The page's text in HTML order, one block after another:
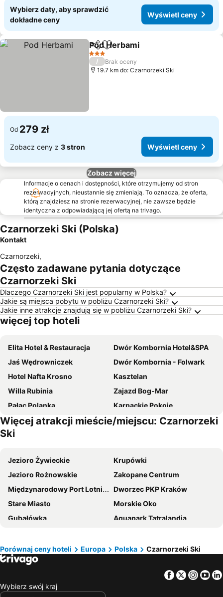
Wybierz daty, aby sprawdzić
dokładne ceny
Wyświetl ceny
Udostępnij
Dodaj do ulubionych
Pod Herbami
3 Kategoria
/
Brak oceny
19.7 km do: Czarnorzeki Ski
Od 279 zł
Zobacz ceny z 3 stron Wyświetl ceny
Zobacz więcej
Informacje o cenach i dostępności, które otrzymujemy od stron
rezerwacyjnych, nieustannie się zmieniają. To oznacza, że oferta,
którą znajdziesz na stronie rezerwacyjnej, nie zawsze będzie
identyczna z odpowiadającą jej ofertą na trivago.
Czarnorzeki Ski (Polska)
Kontakt
Czarnorzeki,
Często zadawane pytania dotyczące
Czarnorzeki Ski
Dlaczego Czarnorzeki Ski jest popularny w Polska?
Jakie są miejsca pobytu w pobliżu Czarnorzeki Ski?
Jakie inne atrakcje znajdują się w pobliżu Czarnorzeki Ski?
więcej top hoteli
Elita Hotel & Restauracja
Dwór Kombornia Hotel&SPA
Jaś Wędrowniczek
Dwór Kombornia - Folwark
Hotel Nafta Krosno
Kasztelan
Willa Rubinia
Zajazd Bog-Mar
Pałac Polanka
Karpackie Pokoje
Wodnik
Hotel Lord Krosno
U Szelca
Dwór Ostoia
Śnieżka
Midas Strzyżów
Portius
Na Rozstaju
Hotel Miły
Hotel Restauracja Venus
Pod Herbami
Sanatorium GÓRNIK
Hotel Artis
Więcej atrakcji mieście/miejscu: Czarnorzeki
Ski
Jezioro Żywieckie
Krupówki
Jezioro Rożnowskie
Zakopane Centrum
Międzynarodowy Port Lotniczy im Jana Pawła II
Dworzec PKP Kraków
Stare Miasto
Morskie Oko
Gubałówka
Aquapark Tatralandia
Plaża Polańczyk
Pustynia Błędowska
Jasna Nizke Tatry - Chopok
Rynek Główny
Porównaj ceny hoteli Europa Polska Czarnorzeki Ski
Facebook
Twitter
Wybierz swój kraj